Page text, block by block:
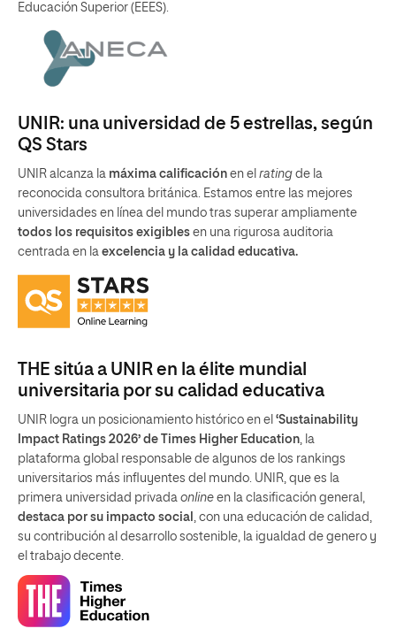
Educación Superior (EEES).
UNIR: una universidad de 5 estrellas, según
QS Stars
UNIR alcanza la máxima calificación en el rating de la
reconocida consultora británica. Estamos entre las mejores
universidades en línea del mundo tras superar ampliamente
todos los requisitos exigibles en una rigurosa auditoria
centrada en la excelencia y la calidad educativa.
THE sitúa a UNIR en la élite mundial
universitaria por su calidad educativa
UNIR logra un posicionamiento histórico en el ‘Sustainability
Impact Ratings 2026’ de Times Higher Education , la
plataforma global responsable de algunos de los rankings
universitarios más influyentes del mundo. UNIR, que es la
primera universidad privada online en la clasificación general,
destaca por su impacto social
, con una educación de calidad,
su contribución al desarrollo sostenible, la igualdad de genero y
el trabajo decente.